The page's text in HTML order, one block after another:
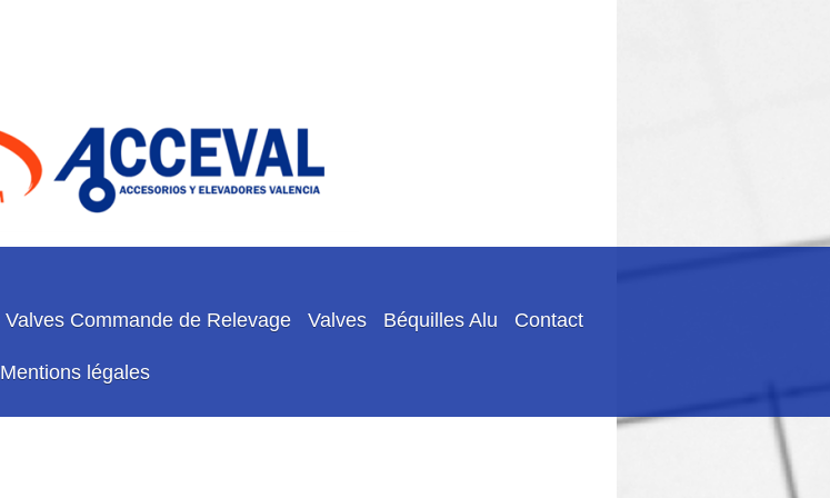
Valves Commande de Relevage Valves Béquilles Alu Contact
Mentions légales